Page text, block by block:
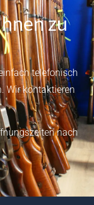
zu
telefonisch
Wir kontaktieren
nach